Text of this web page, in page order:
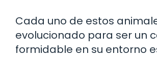
Cada uno de estos
evolucionado para ser un
formidable en su entorno